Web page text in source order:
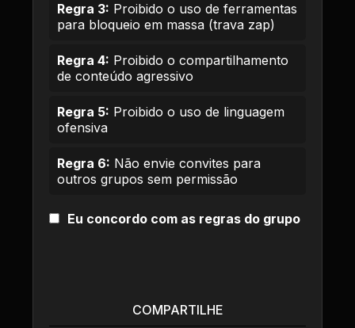
Regra 3: Proibido o uso de ferramentas
para bloqueio em massa (trava zap)
Regra 4: Proibido o compartilhamento
de conteúdo agressivo
Regra 5: Proibido o uso de linguagem
ofensiva
Regra 6: Não envie convites para
outros grupos sem permissão
Eu concordo com as regras do grupo
COMPARTILHE